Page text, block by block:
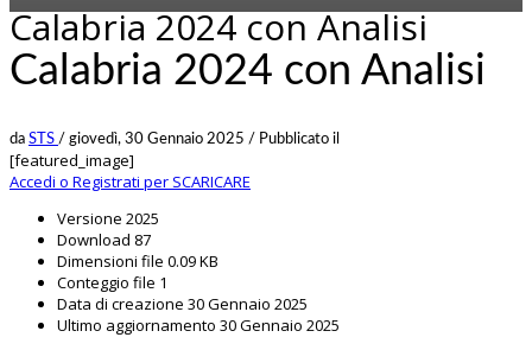
Calabria 2024 con Analisi
Calabria 2024 con Analisi
da STS / giovedì, 30 Gennaio 2025 / Pubblicato il
[featured_image]
Accedi o Registrati per SCARICARE
Versione 2025
Download 87
Dimensioni file 0.09 KB
Conteggio file 1
Data di creazione 30 Gennaio 2025
Ultimo aggiornamento 30 Gennaio 2025